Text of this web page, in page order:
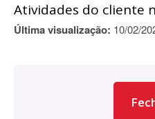
Atividades do cliente
Última visualização: 10/02/